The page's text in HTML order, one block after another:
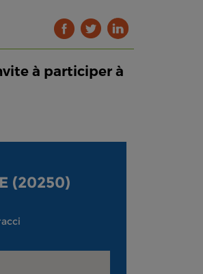
à participer à
(20250)